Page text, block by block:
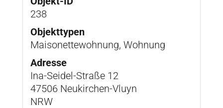
238
Objekttypen
Maisonettewohnung, Wohnung
Adresse
Ina-Seidel-Straße 12
47506 Neukirchen-Vluyn
NRW